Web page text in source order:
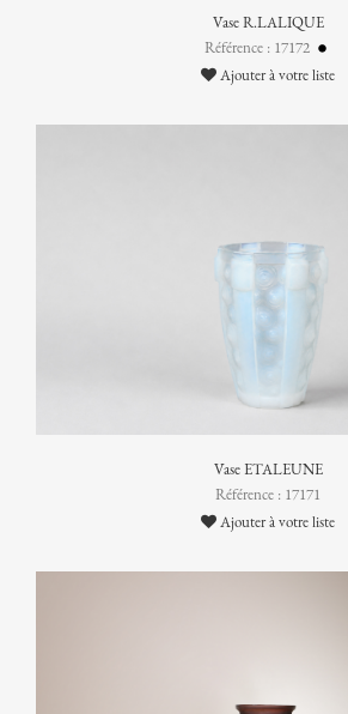
Vase R.LALIQUE
Référence : 17172
Ajouter à votre liste
Vase ETALEUNE
Référence : 17171
Ajouter à votre liste